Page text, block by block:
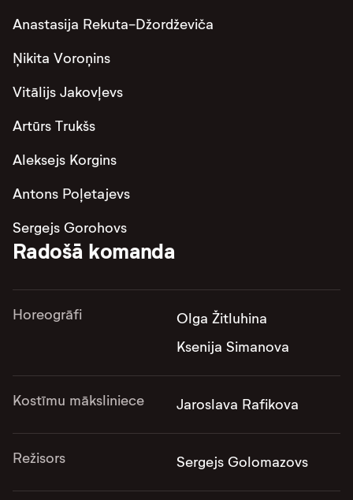
Anastasija Rekuta-Džordževiča
Ņikita Voroņins
Vitālijs Jakovļevs
Artūrs Trukšs
Aleksejs Korgins
Antons Poļetajevs
Sergejs Gorohovs
Radošā komanda
Horeogrāfi
Olga Žitluhina
Ksenija Simanova
Kostīmu māksliniece Jaroslava Rafikova
Režisors Sergejs Golomazovs